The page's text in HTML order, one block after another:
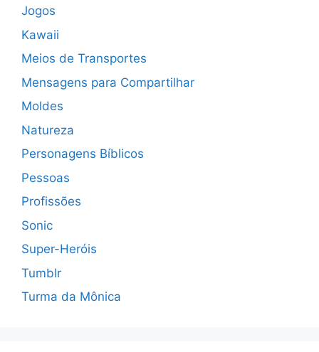
Jogos
Kawaii
Meios de Transportes
Mensagens para Compartilhar
Moldes
Natureza
Personagens Bíblicos
Pessoas
Profissões
Sonic
Super-Heróis
Tumblr
Turma da Mônica